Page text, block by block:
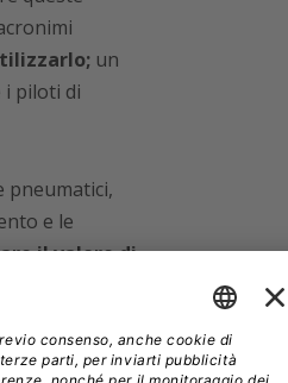
un
i piloti di
pneumatici,
e le
il valore di
preparazione
di